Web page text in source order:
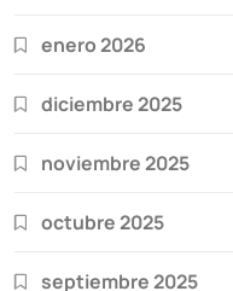
enero 2026
diciembre 2025
noviembre 2025
octubre 2025
septiembre 2025